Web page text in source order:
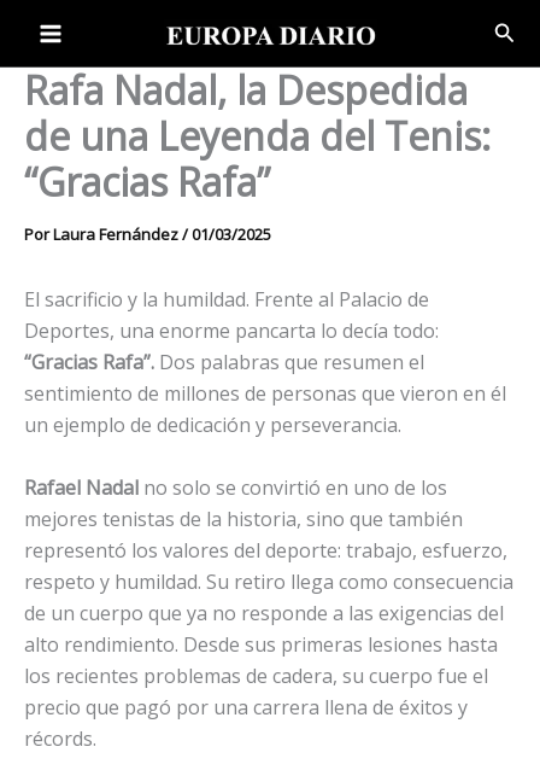
contenido
Rafa Nadal, la Despedida
de una Leyenda del Tenis:
“Gracias Rafa”
PorLaura Fernández/01/03/2025
El sacrificio y la humildad. Frente al Palacio de
Deportes, una enorme pancarta lo decía todo:
“Gracias Rafa”. Dos palabras que resumen el
sentimiento de millones de personas que vieron en él
un ejemplo de dedicación y perseverancia.
Rafael Nadal no solo se convirtió en uno de los
mejores tenistas de la historia, sino que también
representó los valores del deporte: trabajo, esfuerzo,
respeto y humildad. Su retiro llega como consecuencia
de un cuerpo que ya no responde a las exigencias del
alto rendimiento. Desde sus primeras lesiones hasta
los recientes problemas de cadera, su cuerpo fue el
precio que pagó por una carrera llena de éxitos y
récords.